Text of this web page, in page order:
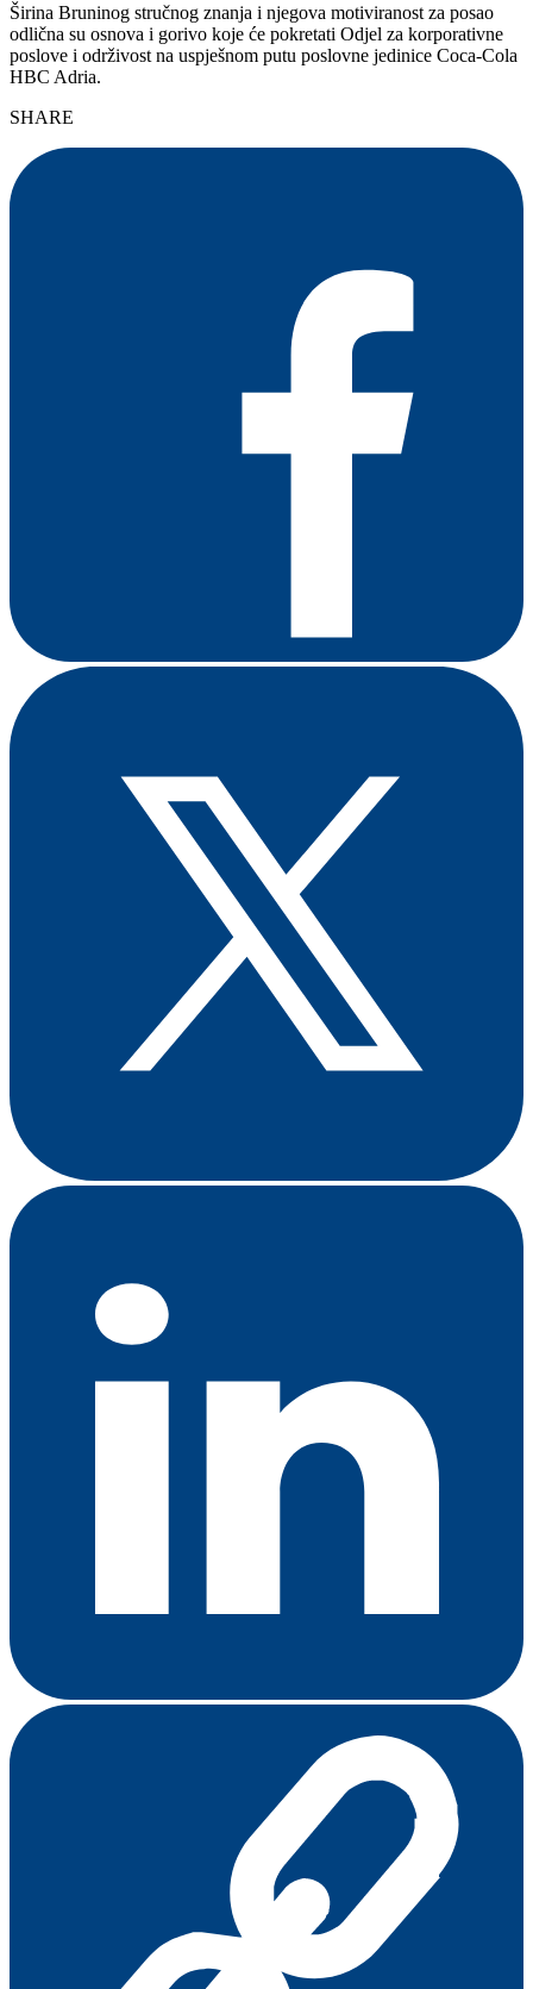
Širina Bruninog stručnog znanja i njegova motiviranost za posao
odlična su osnova i gorivo koje će pokretati Odjel za korporativne
poslove i održivost na uspješnom putu poslovne jedinice Coca-Cola
HBC Adria.
SHARE